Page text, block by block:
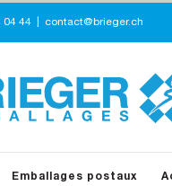
04 44 contact@brieger.ch
Emballages postaux